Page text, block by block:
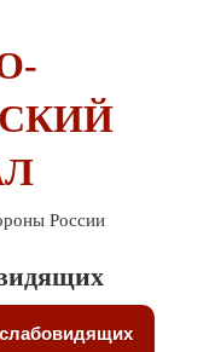
России